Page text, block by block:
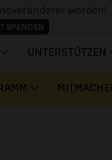
werden!
SPENDEN
UNTERSTÜTZEN